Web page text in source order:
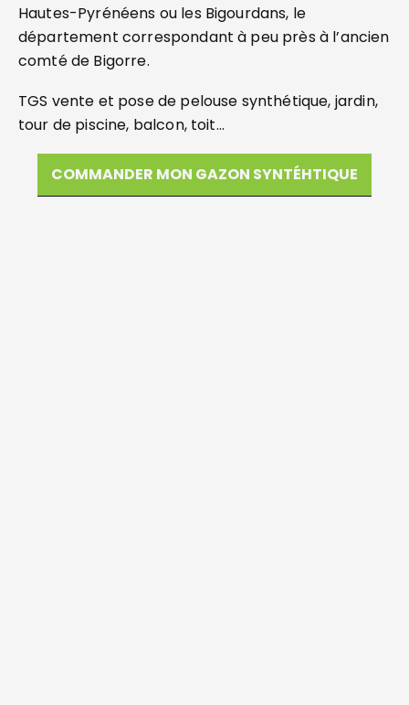
Hautes-Pyrénéens ou les Bigourdans, le
département correspondant à peu près à l’ancien
comté de Bigorre.
TGS vente et pose de pelouse synthétique, jardin,
tour de piscine, balcon, toit…
COMMANDER MON GAZON SYNTÉHTIQUE